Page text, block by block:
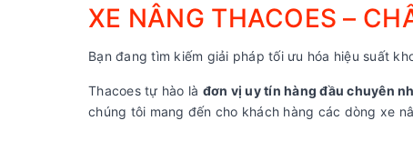
XE NÂNG THACOES –
Bạn đang tìm kiếm giải pháp tối ưu hóa hiệu suất
Thacoes tự hào là đơn vị uy tín hàng đầu chuyên
chúng tôi mang đến cho khách hàng các dòng xe